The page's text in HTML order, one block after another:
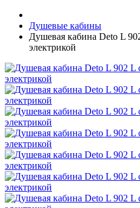
Душевые кабины
Душевая кабина Deto L
электрикой